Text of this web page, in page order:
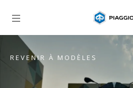
Aller au
REVENIR À MODÈLES